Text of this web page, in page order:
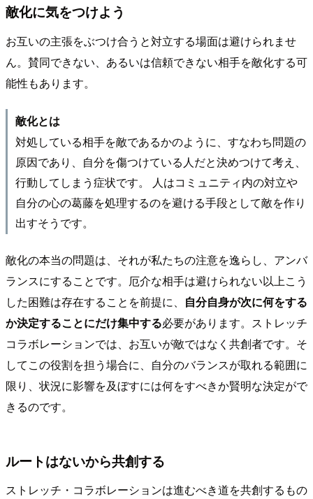
敵化に気をつけよう
お互いの主張をぶつけ合うと対立する場面は避けられませ
ん。賛同できない、あるいは信頼できない相手を敵化する可
能性もあります。
敵化とは
対処している相手を敵であるかのように、すなわち問題の
原因であり、自分を傷つけている人だと決めつけて考え、
行動してしまう症状です。 人はコミュニティ内の対立や
自分の心の葛藤を処理するのを避ける手段として敵を作り
出すそうです。
敵化の本当の問題は、それが私たちの注意を逸らし、アンバ
ランスにすることです。厄介な相手は避けられない以上こう
した困難は存在することを前提に、 自分自身が次に何をする
か決定することにだけ集中する必要があります。ストレッチ
コラボレーションでは、お互いが敵ではなく共創者です。そ
してこの役割を担う場合に、自分のバランスが取れる範囲に
限り、状況に影響を及ぼすには何をすべきか賢明な決定がで
きるのです。
ルートはないから共創する
ストレッチ・コラボレーションは進むべき道を共創するもの